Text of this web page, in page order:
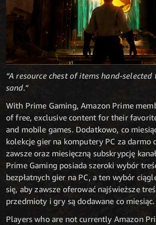
“A resource chest of items hand-
sand.”
With Prime Gaming, Amazon Prime
of free, exclusive content for their
and mobile games. Dodatkowo, co
kolekcje gier na komputery PC za darmo
zawsze oraz miesięczną subskrypcję
Prime Gaming posiada szeroki wybór
bezpłatnych gier na PC, a ten wybór
się, aby zawsze oferować najświeższe
przedmioty i gry są dodawane co miesiąc.
Players who are not currently Amazon